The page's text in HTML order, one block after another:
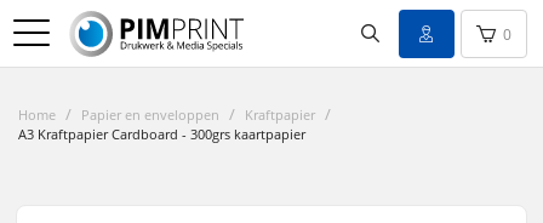
0
Home / Papier en enveloppen / Kraftpapier /
A3 Kraftpapier Cardboard - 300grs kaartpapier